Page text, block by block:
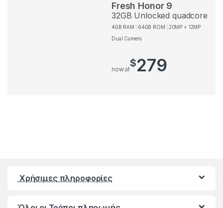
Fresh Honor 9
32GB Unlocked quadcore
4GB RAM 64GB ROM
20MP + 12MP
Dual Camera
now at
$279
Χρήσιμες πληροφορίες